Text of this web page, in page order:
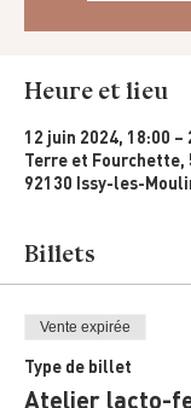
Heure et lieu
12 juin 2024, 18:00 –
Terre et Fourchette,
92130 Issy-les-
Billets
Vente expirée
Type de billet
Atelier lacto-